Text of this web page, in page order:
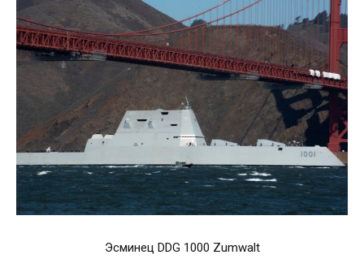
Эсминец DDG 1000 Zumwalt